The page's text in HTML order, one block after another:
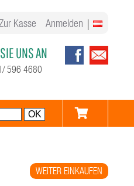
Kasse Anmelden
UNS AN
596 4680
WEITER EINKAUFEN